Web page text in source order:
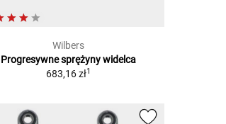
Wilbers
Progresywne sprężyny widelca
683,16 zł1